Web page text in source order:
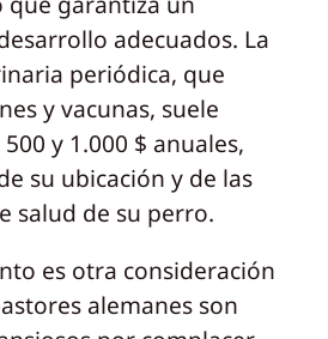
adecuados. La
periódica, que
y vacunas, suele
y 1.000 $ anuales,
su ubicación y de las
salud de su perro.
es otra consideración
alemanes son